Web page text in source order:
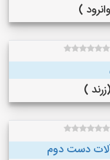
دست دوم